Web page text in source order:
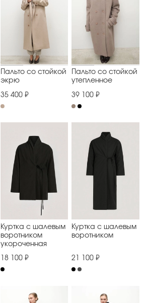
Пальто со стойкой
экрю
35 400 ₽
Пальто со стойкой
утепленное
39 100 ₽
Куртка с шалевым
воротником
укороченная
18 100 ₽
Куртка с шалевым
воротником
21 100 ₽